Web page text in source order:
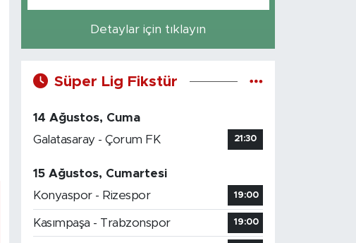
Detaylar için tıklayın
Süper Lig Fikstür
14 Ağustos, Cuma
Galatasaray - Çorum FK
21:30
15 Ağustos, Cumartesi
Konyaspor - Rizespor
19:00
Kasımpaşa - Trabzonspor 19:00